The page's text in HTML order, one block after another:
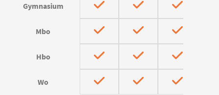
Gymnasium
Mbo
Hbo
Wo